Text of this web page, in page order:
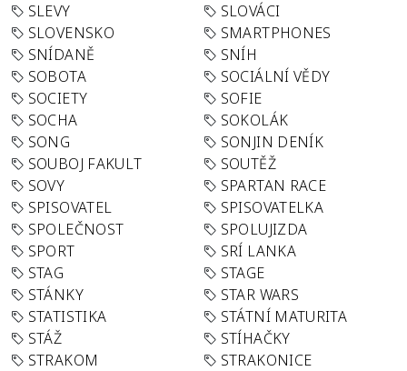
SLEVY
SLOVÁCI
SLOVENSKO
SMARTPHONES
SNÍDANĚ
SNÍH
SOBOTA
SOCIÁLNÍ VĚDY
SOCIETY
SOFIE
SOCHA
SOKOLÁK
SONG
SONJIN DENÍK
SOUBOJ FAKULT
SOUTĚŽ
SOVY
SPARTAN RACE
SPISOVATEL
SPISOVATELKA
SPOLEČNOST
SPOLUJIZDA
SPORT
SRÍ LANKA
STAG
STAGE
STÁNKY
STAR WARS
STATISTIKA
STÁTNÍ MATURITA
STÁŽ
STÍHAČKY
STRAKOM
STRAKONICE